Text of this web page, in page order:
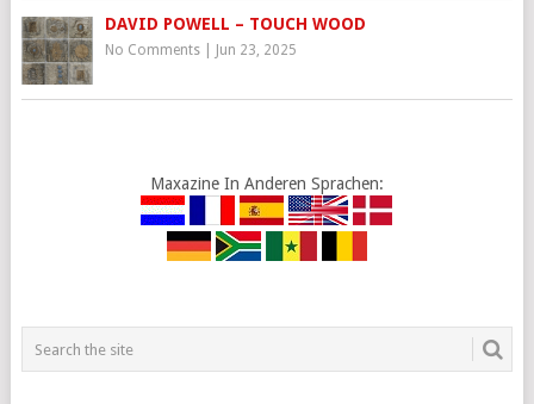
DAVID POWELL – TOUCH WOOD
No Comments| Jun 23, 2025
Maxazine In Anderen Sprachen: